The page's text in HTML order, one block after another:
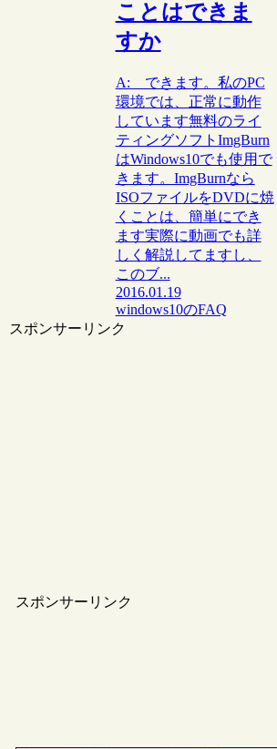
ことはできま
すか
A: できます。私のPC
環境では、正常に動作
しています無料のライ
ティングソフトImgBurn
はWindows10でも使用で
きます。ImgBurnなら
ISOファイルをDVDに焼
くことは、簡単にでき
ます実際に動画でも詳
しく解説してますし、
このブ...
2016.01.19
windows10のFAQ
スポンサーリンク
スポンサーリンク